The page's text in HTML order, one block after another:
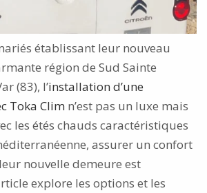
établissant leur nouveau
région de Sud Sainte
(83), l’installation d’une
Toka Clim n’est pas un luxe mais
les étés chauds caractéristiques
assurer un confort
nouvelle demeure est
explore les options et les